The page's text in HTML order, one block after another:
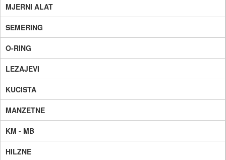
MJERNI ALAT
SEMERING
O-RING
LEZAJEVI
KUCISTA
MANZETNE
KM - MB
HILZNE